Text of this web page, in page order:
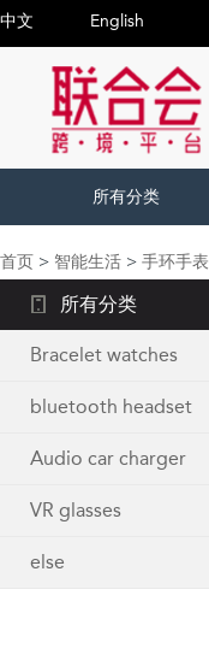
中文 English
所有分类
首页 > 智能生活 > 手环手表
所有分类
Bracelet watches
bluetooth headset
Audio car charger
VR glasses
else